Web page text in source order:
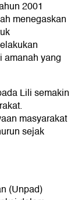
2001
menegaskan
amanah yang
Lili semakin
masyarakat
sejak
(Unpad)